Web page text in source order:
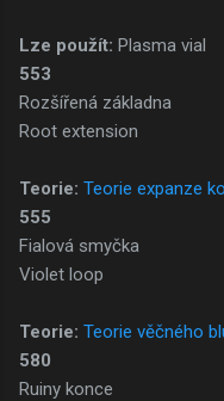
Lze použít: Plasma vial
553
Rozšířená základna
Root extension
Teorie: Teorie expanze
555
Fialová smyčka
Violet loop
Teorie: Teorie věčného
580
Ruiny konce